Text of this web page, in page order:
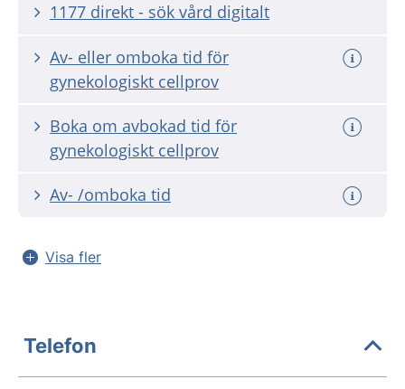
1177 direkt - sök vård digitalt
Av- eller omboka tid för
gynekologiskt cellprov
Boka om avbokad tid för
gynekologiskt cellprov
Av- /omboka tid
Visa fler
Telefon